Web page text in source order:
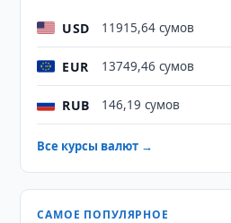
USD 11915,64 сумов
EUR 13749,46 сумов
RUB 146,19 сумов
Все курсы валют →
САМОЕ ПОПУЛЯРНОЕ